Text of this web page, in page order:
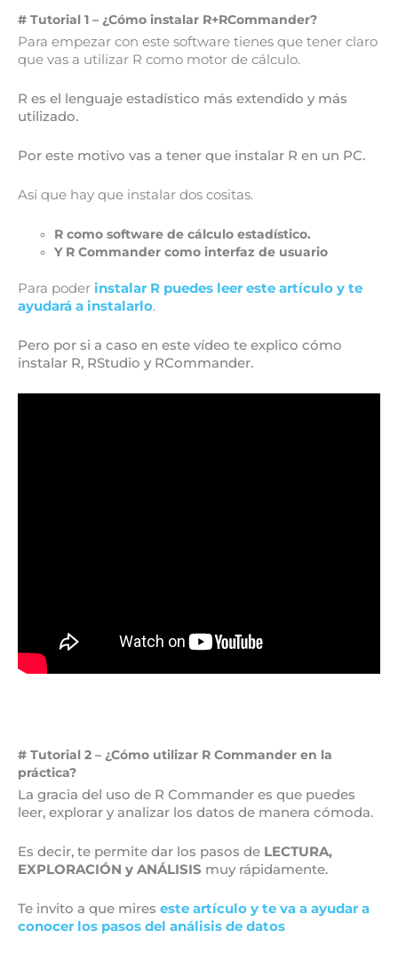
# Tutorial 1 – ¿Cómo instalar R+RCommander?
Para empezar con este software tienes que tener claro
que vas a utilizar R como motor de cálculo.
R es el lenguaje estadístico más extendido y más
utilizado.
Por este motivo vas a tener que instalar R en un PC.
Así que hay que instalar dos cositas.
R como software de cálculo estadístico.
Y R Commander como interfaz de usuario
Para poder instalar R puedes leer este artículo y te
ayudará a instalarlo.
Pero por si a caso en este vídeo te explico cómo
instalar R, RStudio y RCommander.
# Tutorial 2 – ¿Cómo utilizar R Commander en la
práctica?
La gracia del uso de R Commander es que puedes
leer, explorar y analizar los datos de manera cómoda.
Es decir, te permite dar los pasos de LECTURA,
EXPLORACIÓN y ANÁLISIS muy rápidamente.
Te invito a que mires este artículo y te va a ayudar a
conocer los pasos del análisis de datos